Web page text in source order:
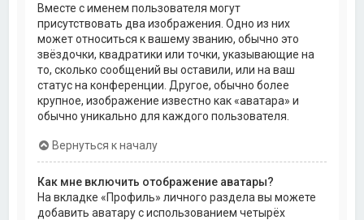
Вместе с именем пользователя могут
присутствовать два изображения. Одно из них
может относиться к вашему званию, обычно это
звёздочки, квадратики или точки, указывающие на
то, сколько сообщений вы оставили, или на ваш
статус на конференции. Другое, обычно более
крупное, изображение известно как «аватара» и
обычно уникально для каждого пользователя.
Вернуться к началу
Как мне включить отображение аватары?
На вкладке «Профиль» личного раздела вы можете
добавить аватару с использованием четырёх